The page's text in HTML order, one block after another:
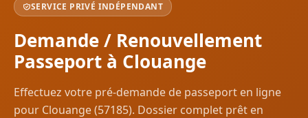
SERVICE PRIVÉ INDÉPENDANT
Demande / Renouvellement
Passeport à Clouange
Effectuez votre pré-demande de passeport en ligne
pour Clouange (57185). Dossier complet prêt en